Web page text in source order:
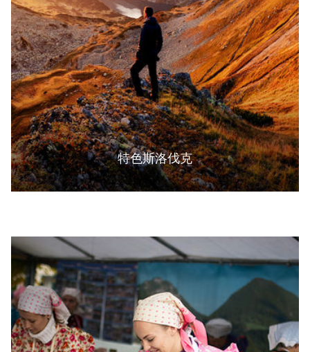
特色斯洛伐克